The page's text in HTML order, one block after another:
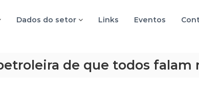
Dados do setor Links Eventos
de que todos falam